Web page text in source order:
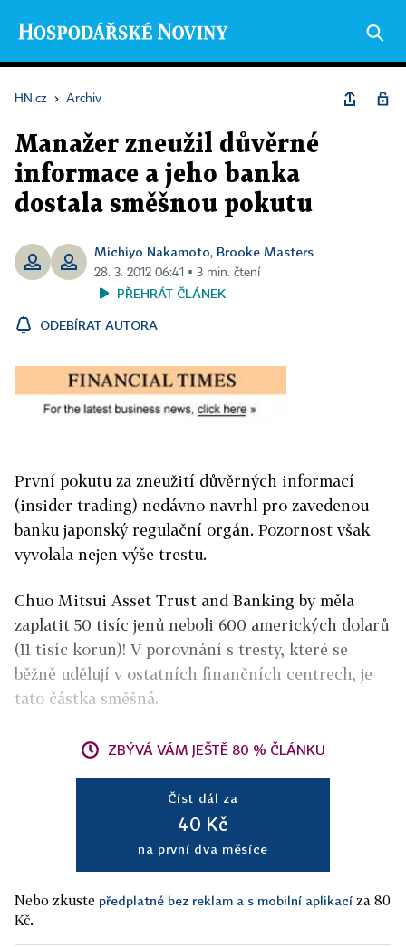
HN.cz › Archiv
Manažer zneužil důvěrné
informace a jeho banka
dostala směšnou pokutu
Michiyo Nakamoto, Brooke Masters
28. 3. 2012 06:41 ▪ 3 min. čtení
PŘEHRÁT ČLÁNEK
ODEBÍRAT AUTORA
První pokutu za zneužití důvěrných informací
(insider trading) nedávno navrhl pro zavedenou
banku japonský regulační orgán. Pozornost však
vyvolala nejen výše trestu.
Chuo Mitsui Asset Trust and Banking by měla
zaplatit 50 tisíc jenů neboli 600 amerických dolarů
(11 tisíc korun)! V porovnání s tresty, které se
běžně udělují v ostatních finančních centrech, je
tato částka směšná.
ZBÝVÁ VÁM JEŠTĚ 80 % ČLÁNKU
Číst dál za
40 Kč
na první dva měsíce
Nebo zkuste předplatné bez reklam a s mobilní aplikací za 80
Kč.